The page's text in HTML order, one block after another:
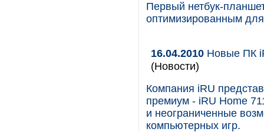
Первый нетбук-
оптимизированным
16.04.2010 Новые ПК
(Новости)
Компания iRU
премиум - iRU Home
и неограниченные
компьютерных игр.